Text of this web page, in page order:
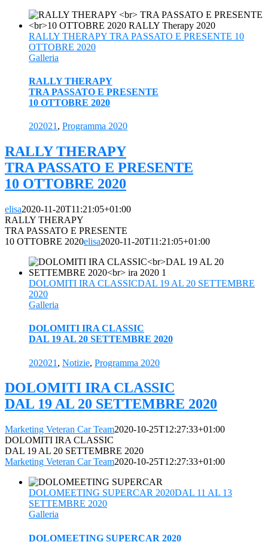
RALLY THERAPY TRA PASSATO E PRESENTE 10
OTTOBRE 2020
Galleria
RALLY THERAPY
TRA PASSATO E PRESENTE
10 OTTOBRE 2020
202021 , Programma 2020
RALLY THERAPY
TRA PASSATO E PRESENTE
10 OTTOBRE 2020
elisa2020-11-20T11:21:05+01:00
RALLY THERAPY
TRA PASSATO E PRESENTE
10 OTTOBRE 2020elisa2020-11-20T11:21:05+01:00
DOLOMITI IRA CLASSICDAL 19 AL 20 SETTEMBRE
2020
Galleria
DOLOMITI IRA CLASSIC
DAL 19 AL 20 SETTEMBRE 2020
202021 , Notizie, Programma 2020
DOLOMITI IRA CLASSIC
DAL 19 AL 20 SETTEMBRE 2020
Marketing Veteran Car Team2020-10-25T12:27:33+01:00
DOLOMITI IRA CLASSIC
DAL 19 AL 20 SETTEMBRE 2020
Marketing Veteran Car Team2020-10-25T12:27:33+01:00
DOLOMEETING SUPERCAR 2020DAL 11 AL 13
SETTEMBRE 2020
Galleria
DOLOMEETING SUPERCAR 2020